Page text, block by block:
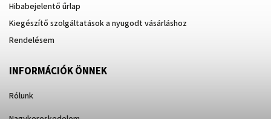
Hibabejelentő űrlap
Kiegészítő szolgáltatások a nyugodt vásárláshoz
Rendelésem
INFORMÁCIÓK ÖNNEK
Rólunk